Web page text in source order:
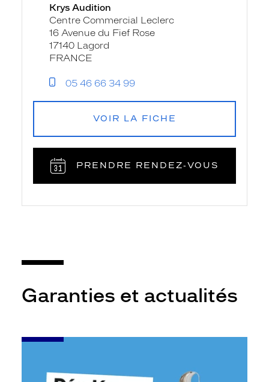
Krys Audition
Centre Commercial Leclerc
16 Avenue du Fief Rose
17140 Lagord
FRANCE
05 46 66 34 99
VOIR LA FICHE
PRENDRE RENDEZ‑VOUS
Garanties et actualités
-
gratuit*